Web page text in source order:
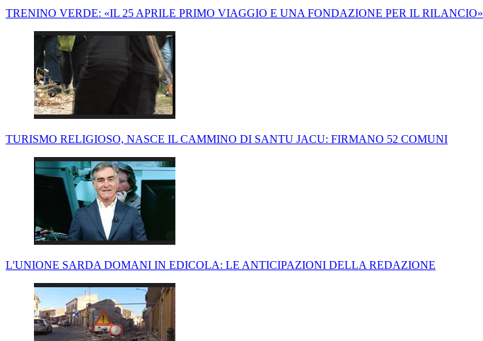
TRENINO VERDE: «IL 25 APRILE PRIMO VIAGGIO E UNA FONDAZIONE PER IL RILANCIO»
TURISMO RELIGIOSO, NASCE IL CAMMINO DI SANTU JACU: FIRMANO 52 COMUNI
L'UNIONE SARDA DOMANI IN EDICOLA: LE ANTICIPAZIONI DELLA REDAZIONE